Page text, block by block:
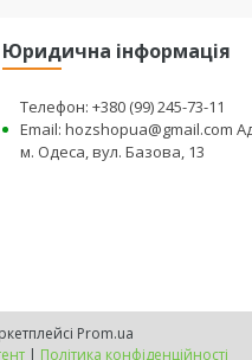
Юридична інформація
Телефон: +380 (99) 245-73-11
Email: hozshopua@gmail.com
м. Одеса, вул. Базова, 13
Prom.ua
| Політика конфіденційності